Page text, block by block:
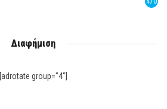
Διαφήμιση
[adrotate group="4"]